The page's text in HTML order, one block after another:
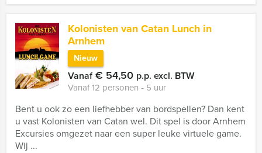
Kolonisten van Catan Lunch in
Arnhem
Nieuw
Vanaf€ 54,50 p.p. excl. BTW
Vanaf 12 personen ‐ 5 uur
Bent u ook zo een liefhebber van bordspellen? Dan kent
u vast Kolonisten van Catan wel. Dit spel is door Arnhem
Excursies omgezet naar een super leuke virtuele game.
Wij ...